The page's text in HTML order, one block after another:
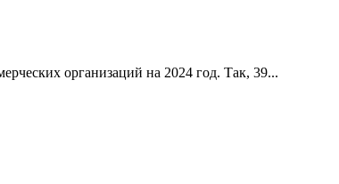
организаций на 2024 год. Так, 39...